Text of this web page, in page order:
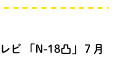
ビ 「N-18凸」７月